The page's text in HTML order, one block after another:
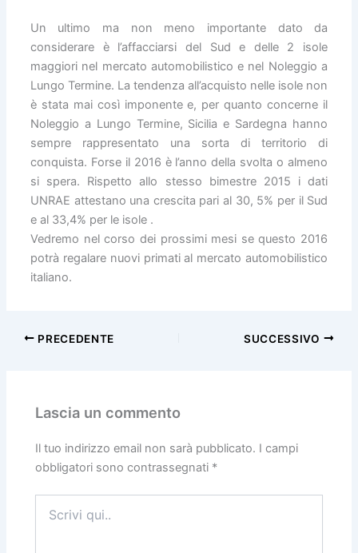
Un ultimo ma non meno importante dato da
considerare è l’affacciarsi del Sud e delle 2 isole
maggiori nel mercato automobilistico e nel Noleggio a
Lungo Termine. La tendenza all’acquisto nelle isole non
è stata mai così imponente e, per quanto concerne il
Noleggio a Lungo Termine, Sicilia e Sardegna hanno
sempre rappresentato una sorta di territorio di
conquista. Forse il 2016 è l’anno della svolta o almeno
si spera. Rispetto allo stesso bimestre 2015 i dati
UNRAE attestano una crescita pari al 30, 5% per il Sud
e al 33,4% per le isole .
Vedremo nel corso dei prossimi mesi se questo 2016
potrà regalare nuovi primati al mercato automobilistico
italiano.
PRECEDENTE SUCCESSIVO
Lascia un commento
Il tuo indirizzo email non sarà pubblicato. I campi
obbligatori sono contrassegnati *
qui..